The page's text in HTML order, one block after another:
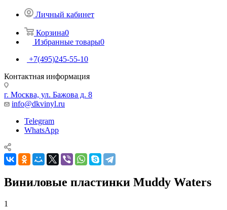
Личный кабинет
Корзина0
Избранные товары0
+7(495)245-55-10
Контактная информация
г. Москва, ул. Бажова д. 8
info@dkvinyl.ru
Telegram
WhatsApp
Виниловые пластинки Muddy Waters
1